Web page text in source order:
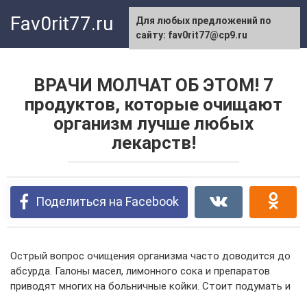
Fav0rit77.ru
ВРАЧИ МОЛЧАТ ОБ ЭТОМ! 7
продуктов, которые очищают
организм лучше любых
лекарств!
Поделиться на Facebook
Острый вопрос очищения организма часто доводится до
абсурда. Галоны масел, лимонного сока и препаратов
приводят многих на больничные койки. Стоит подумать и
Для любых предложений по
сайту: fav0rit77@cp9.ru